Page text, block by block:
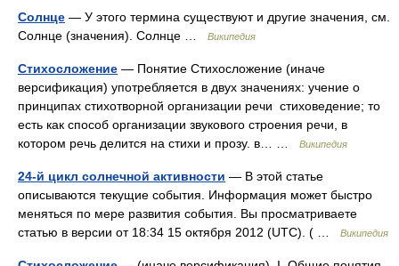
Солнце — У этого термина существуют и другие значения, см.
Солнце (значения). Солнце …
Википедия
Стихосложение — Понятие Стихосложение (иначе
версификация) употребляется в двух значениях: учение о
принципах стихотворной организации речи стиховедение; то
есть как способ организации звукового строения речи, в
котором речь делится на стихи и прозу. в… …
Википедия
24-й цикл солнечной активности — В этой статье
описываются текущие события. Информация может быстро
меняться по мере развития события. Вы просматриваете
статью в версии от 18:34 15 октября 2012 (UTC). ( …
Википедия